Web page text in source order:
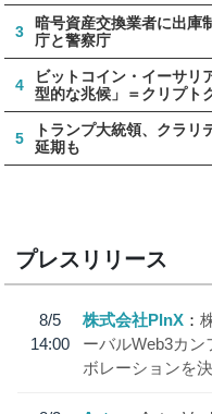
3
暗号資産交換業者に出
庁と警察庁
4
ビットコイン・イーサリ
型的な兆候」＝クリプト
5
トランプ大統領、クラ
延期も
プレスリリース
8/5
14:00
株式会社PlnX
ーバルWeb3カン
ボレーションを